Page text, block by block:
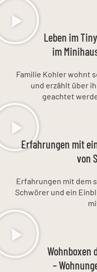
Leben im
im
Familie Kohler wohnt
und erzählt über
geachtet
Erfahrungen mit
von
Erfahrungen mit dem
Schwörer und ein
Wohnboxen
–